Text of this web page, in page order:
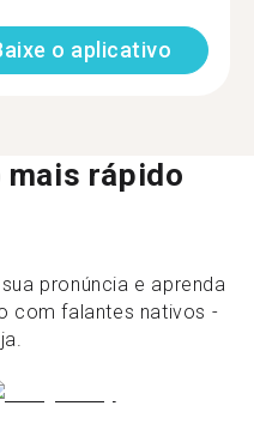
o aplicativo
mais rápido
pronúncia e aprenda
com falantes nativos -